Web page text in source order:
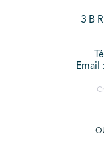
3 B
Email